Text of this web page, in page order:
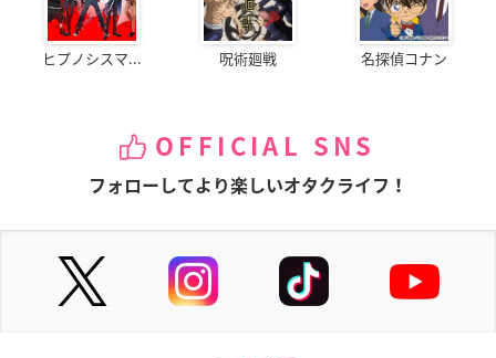
ヒプノシスマ... 呪術廻戦 名探偵コナン
OFFICIAL SNS
フォローしてより楽しいオタクライフ！